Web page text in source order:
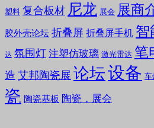
塑料 复合板材 尼龙 展会 展商
胶外壳论坛 折叠屏 折叠屏手机 智
达 氛围灯 注塑仿玻璃 激光雷达 笔
造 艾邦陶瓷展 论坛设备 车
瓷 陶瓷基板 陶瓷，展会